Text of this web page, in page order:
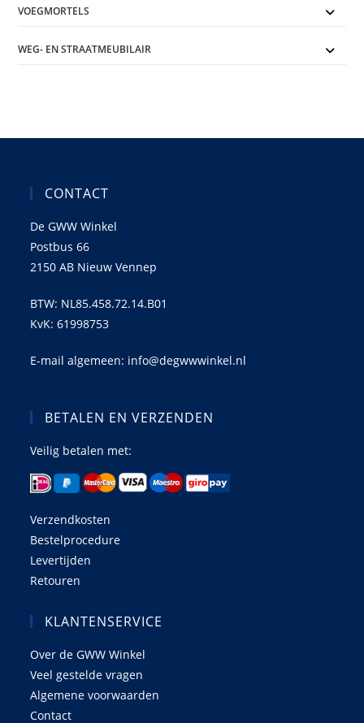
VOEGMORTELS
WEG- EN STRAATMEUBILAIR
CONTACT
De GWW Winkel
Postbus 66
2150 AB Nieuw Vennep
BTW: NL85.458.72.14.B01
KvK: 61998753
E-mail algemeen: info@degwwwinkel.nl
BETALEN EN VERZENDEN
Veilig betalen met:
Verzendkosten
Bestelprocedure
Levertijden
Retouren
KLANTENSERVICE
Over de GWW Winkel
Veel gestelde vragen
Algemene voorwaarden
Contact